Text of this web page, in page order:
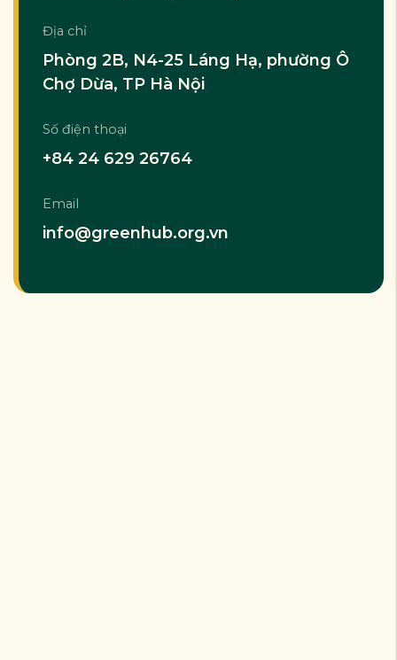
Địa chỉ
Phòng 2B, N4-25 Láng Hạ, phường Ô
Chợ Dừa, TP Hà Nội
Số điện thoại
+84 24 629 26764
Email
info@greenhub.org.vn